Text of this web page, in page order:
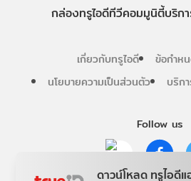
ดาวน์โหลด ทรูไอดี
Follow us
กล่องทรูไอดีทีวีคอมมูนิตี้บริก
เกี่ยวกับทรูไอดี
ข้อกำห
นโยบายความเป็นส่วนตัว
บริก